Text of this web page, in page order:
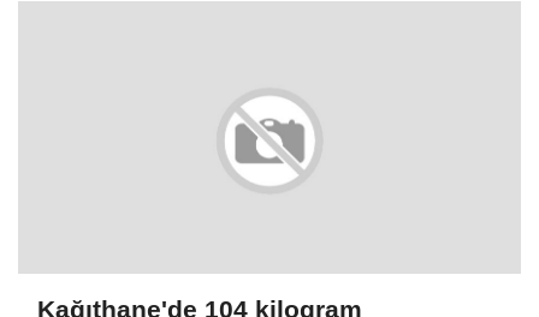
Kağıthane'de 104 kilogram